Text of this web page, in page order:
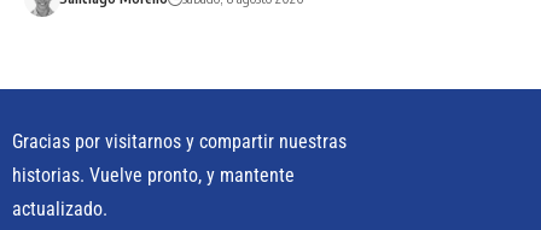
Gracias por visitarnos y compartir nuestras
historias. Vuelve pronto, y mantente
actualizado.